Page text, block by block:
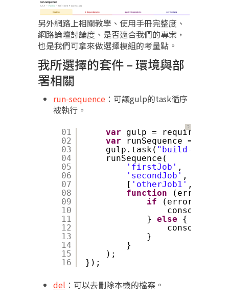
另外網路上相關教學、使用手冊完整度、
網路論壇討論度、是否適合我們的專案，
也是我們可拿來做選擇模組的考量點。
我所選擇的套件 – 環境與部
署相關
run-sequence ：可讓gulp的task循序
被執行。
？
01
02
03
04
05
06
07
08
09
10
11
12
13
14
15
16
var gulp = require(
var
runSequence =
gulp.task( "build-web"
runSequence(
'firstJob' ,
'secondJob' ,
[ 'otherJob1' ,
function
(error) {
if
(error) {
} else
{
console.log(
}
}
);
});
del ：可以去刪除本機的檔案。